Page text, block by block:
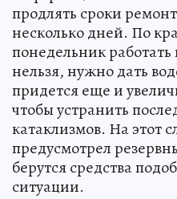
продлять сроки
несколько дней. По
понедельник
нельзя, нужно дать
придется еще и
чтобы устранить
катаклизмов. На этот
предусмотрел
берутся средства
ситуации.